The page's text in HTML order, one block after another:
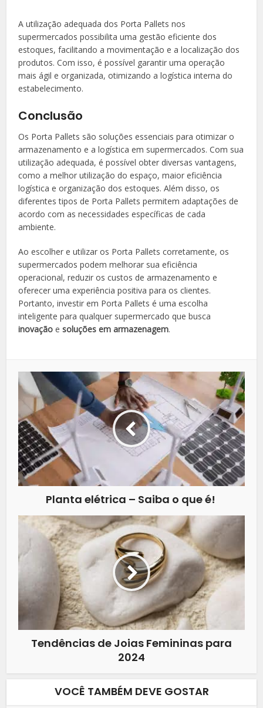
A utilização adequada dos Porta Pallets nos
supermercados possibilita uma gestão eficiente dos
estoques, facilitando a movimentação e a localização dos
produtos. Com isso, é possível garantir uma operação
mais ágil e organizada, otimizando a logística interna do
estabelecimento.
Conclusão
Os Porta Pallets são soluções essenciais para otimizar o
armazenamento e a logística em supermercados. Com sua
utilização adequada, é possível obter diversas vantagens,
como a melhor utilização do espaço, maior eficiência
logística e organização dos estoques. Além disso, os
diferentes tipos de Porta Pallets permitem adaptações de
acordo com as necessidades específicas de cada
ambiente.
Ao escolher e utilizar os Porta Pallets corretamente, os
supermercados podem melhorar sua eficiência
operacional, reduzir os custos de armazenamento e
oferecer uma experiência positiva para os clientes.
Portanto, investir em Porta Pallets é uma escolha
inteligente para qualquer supermercado que busca
inovação esoluções em armazenagem.
Planta elétrica – Saiba o que é!
Tendências de Joias Femininas para
2024
VOCÊ TAMBÉM DEVE GOSTAR